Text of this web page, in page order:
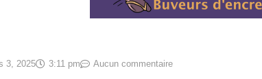
3, 2025 3:11 pm Aucun commentaire